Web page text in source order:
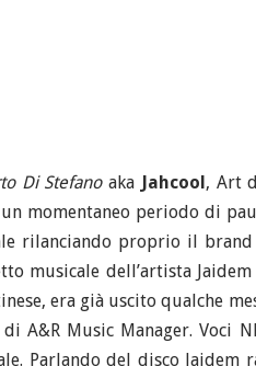
Di Stefanoaka Jahcool, Art
momentaneo periodo di
rilanciando proprio il brand
musicale dell’artista
era già uscito qualche
A&R Music Manager. Voci
Parlando del disco Jaidem